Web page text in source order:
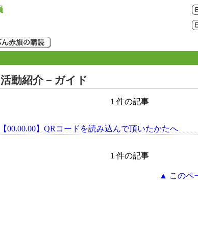
活動紹介－ガイド
1 件の記事
【00.00.00】QRコードを読み込んで頂いたかたへ
1 件の記事
▲ このペ